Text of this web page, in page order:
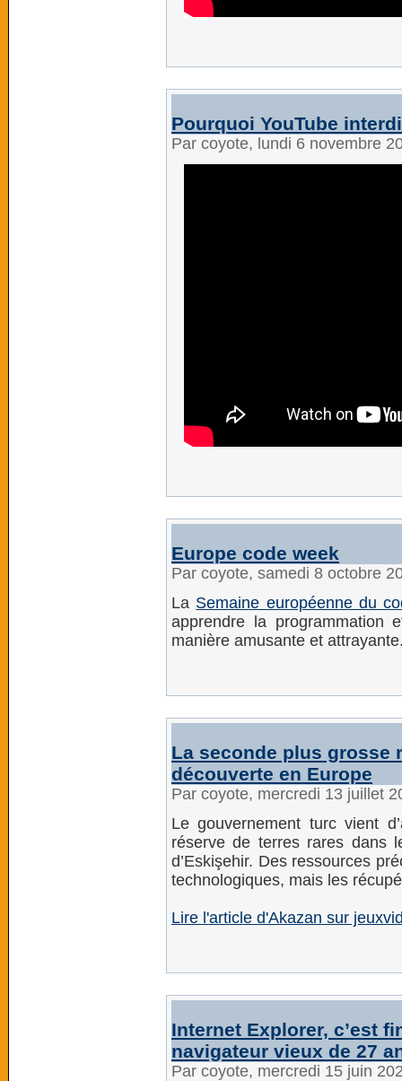
Pourquoi YouTube
Par coyote, lundi 6 novembre
Europe code week
Par coyote, samedi 8 octobre
La Semaine européenne du
apprendre la programmation
manière amusante et
La seconde plus grosse
découverte en Europe
Par coyote, mercredi 13 juillet
Le gouvernement turc vient
réserve de terres rares dans
d’Eskişehir. Des ressources
technologiques, mais les
Lire l'article d'Akazan sur
Internet Explorer, c’est
navigateur vieux de 27
Par coyote, mercredi 15 juin